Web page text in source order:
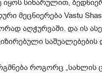
იყოს სიხარულით,
მეცნიერება Vastu
აღჭურვაში. და ის
საშუალებების
როგორც „სახლის